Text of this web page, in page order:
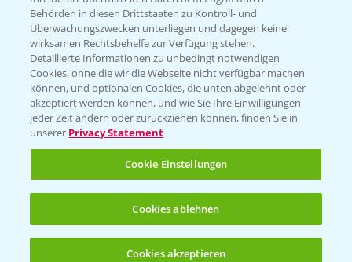
Folgen Sie uns
Behörden in diesen Drittstaaten zu Kontroll- und
Überwachungszwecken unterliegen und dagegen keine
wirksamen Rechtsbehelfe zur Verfügung stehen.
Detaillierte Informationen zu unbedingt notwendigen
Cookies, ohne die wir die Webseite nicht verfügbar machen
können, und optionalen Cookies, die unten abgelehnt oder
akzeptiert werden können, und wie Sie Ihre Einwilligungen
jeder Zeit ändern oder zurückziehen können, finden Sie in
unserer Privacy Statement
Cookie Einstellungen
Cookies ablehnen
Cookies akzeptieren